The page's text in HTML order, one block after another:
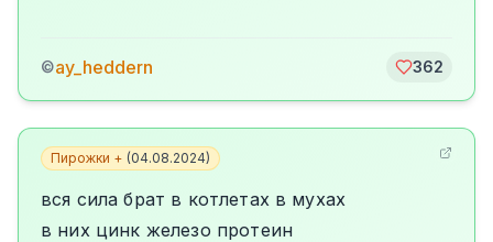
©ay_heddern 362
Пирожки + (04.08.2024)
вся сила брат в котлетах в мухах
в них цинк железо протеин